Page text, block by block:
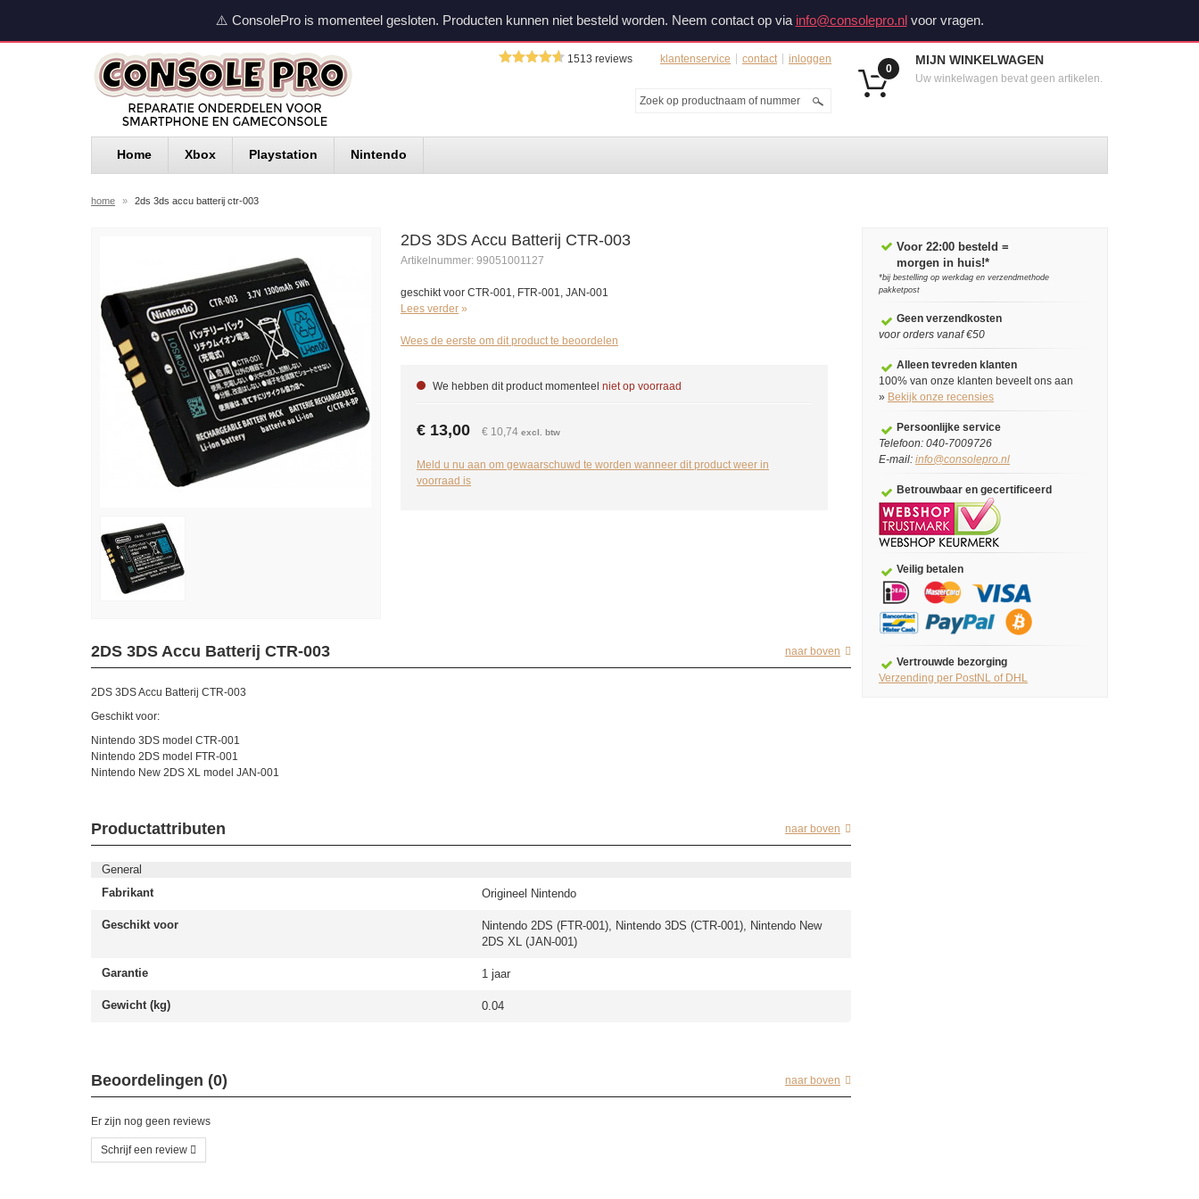
⚠️ ConsolePro is momenteel gesloten. Producten kunnen niet besteld worden. Neem contact op via info@consolepro.nlvoor vragen.
klantenservice contact inloggen
1513 reviews
0
MIJN WINKELWAGEN
Uw winkelwagen bevat geen artikelen.
Home Xbox Playstation Nintendo
home » 2ds 3ds accu batterij ctr-003
2DS 3DS Accu Batterij CTR-003
Artikelnummer: 99051001127
geschikt voor CTR-001, FTR-001, JAN-001
Lees verder
Wees de eerste om dit product te beoordelen
We hebben dit product momenteel niet op voorraad
€ 13,00 € 10,74 excl. btw
Meld u nu aan om gewaarschuwd te worden wanneer dit product weer in
voorraad is
naar boven
2DS 3DS Accu Batterij CTR-003
2DS 3DS Accu Batterij CTR-003
Geschikt voor:
Nintendo 3DS model CTR-001
Nintendo 2DS model FTR-001
Nintendo New 2DS XL model JAN-001
naar boven
Productattributen
General
Fabrikant
Origineel Nintendo
Geschikt voor
Nintendo 2DS (FTR-001), Nintendo 3DS (CTR-001), Nintendo New
2DS XL (JAN-001)
Garantie 1 jaar
Gewicht (kg) 0.04
naar boven
Beoordelingen (0)
Er zijn nog geen reviews
Schrijf een review
Voor 22:00 besteld =
morgen in huis!*
*bij bestelling op werkdag en verzendmethode
pakketpost
Geen verzendkosten
voor orders vanaf €50
Alleen tevreden klanten
100% van onze klanten beveelt ons aan
» Bekijk onze recensies
Persoonlijke service
Telefoon: 040-7009726
E-mail: info@consolepro.nl
Betrouwbaar en gecertificeerd
Veilig betalen
Vertrouwde bezorging
Verzending per PostNL of DHL